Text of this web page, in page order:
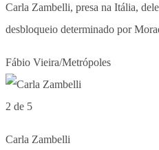
Carla Zambelli, presa na Itália,
desbloqueio determinado por
Fábio Vieira/Metrópoles
2 de 5
Carla Zambelli